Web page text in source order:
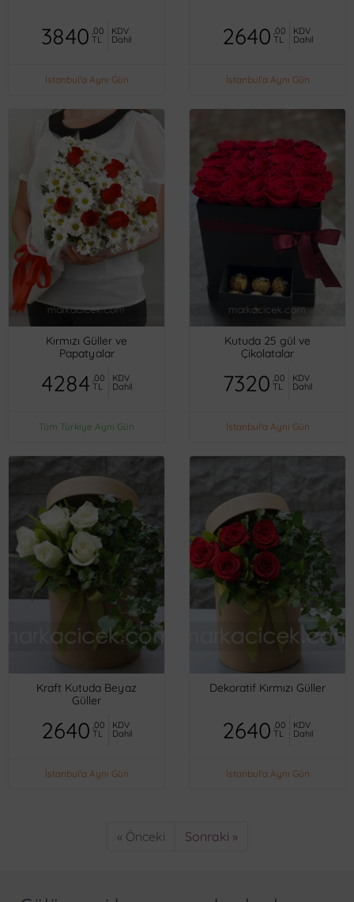
3840 ,00
TL
KDV
Dahil
İstanbul'a Aynı Gün
2640 ,00
TL
KDV
Dahil
İstanbul'a Aynı Gün
Kırmızı Güller ve
Papatyalar
4284 ,00
TL
KDV
Dahil
Tüm Türkiye Aynı Gün
Kutuda 25 gül ve
Çikolatalar
7320 ,00
TL
KDV
Dahil
İstanbul'a Aynı Gün
Kraft Kutuda Beyaz
Güller
2640 ,00
TL
KDV
Dahil
İstanbul'a Aynı Gün
Dekoratif Kırmızı Güller
2640 ,00
TL
KDV
Dahil
İstanbul'a Aynı Gün
« Önceki Sonraki »